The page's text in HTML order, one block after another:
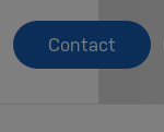
Contact